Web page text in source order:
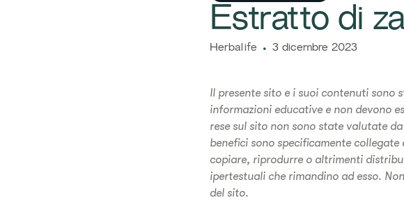
​​​Estratto di
​​Herbalife​ 3 dicembre 2023
Il presente sito e i suoi contenuti sono
informazioni educative e non devono
rese sul sito non sono state valutate
benefici sono specificamente
copiare, riprodurre o altrimenti
ipertestuali che rimandino ad esso.
del sito.